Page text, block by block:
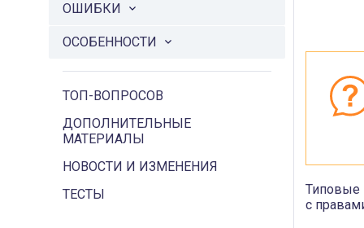
Типовые
с
ОШИБКИ
ОСОБЕННОСТИ
ТОП-ВОПРОСОВ
ДОПОЛНИТЕЛЬНЫЕ
МАТЕРИАЛЫ
НОВОСТИ И ИЗМЕНЕНИЯ
ТЕСТЫ